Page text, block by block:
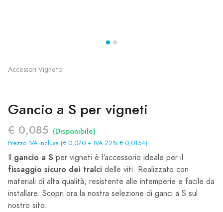
Accessori Vigneto
Gancio a S per vigneti
€ 0,085 (Disponibile)
Prezzo IVA inclusa (€ 0,070 + IVA 22% € 0,0154)
Il gancio a S per vigneti è l'accessorio ideale per il
fissaggio sicuro dei tralci delle viti. Realizzato con
materiali di alta qualità, resistente alle intemperie e facile da
installare. Scopri ora la nostra selezione di ganci a S sul
nostro sito.